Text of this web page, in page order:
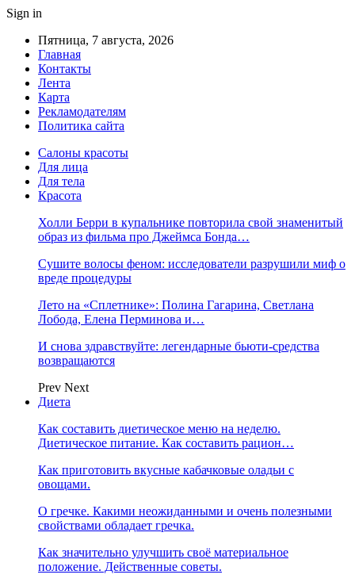
Sign in
Пятница, 7 августа, 2026
Главная
Контакты
Лента
Карта
Рекламодателям
Политика сайта
Салоны красоты
Для лица
Для тела
Красота
Холли Берри в купальнике повторила свой знаменитый
образ из фильма про Джеймса Бонда…
Сушите волосы феном: исследователи разрушили миф о
вреде процедуры
Лето на «Сплетнике»: Полина Гагарина, Светлана
Лобода, Елена Перминова и…
И снова здравствуйте: легендарные бьюти-средства
возвращаются
Prev Next
Диета
Как составить диетическое меню на неделю.
Диетическое питание. Как составить рацион…
Как приготовить вкусные кабачковые оладьи с
овощами.
О гречке. Какими неожиданными и очень полезными
свойствами обладает гречка.
Как значительно улучшить своё материальное
положение. Действенные советы.